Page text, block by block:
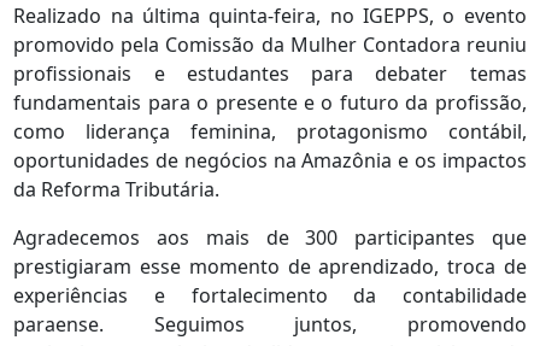
Realizado na última quinta-feira, no IGEPPS, o evento
promovido pela Comissão da Mulher Contadora reuniu
profissionais e estudantes para debater temas
fundamentais para o presente e o futuro da profissão,
como liderança feminina, protagonismo contábil,
oportunidades de negócios na Amazônia e os impactos
da Reforma Tributária.
Agradecemos aos mais de 300 participantes que
prestigiaram esse momento de aprendizado, troca de
experiências e fortalecimento da contabilidade
paraense. Seguimos juntos, promovendo